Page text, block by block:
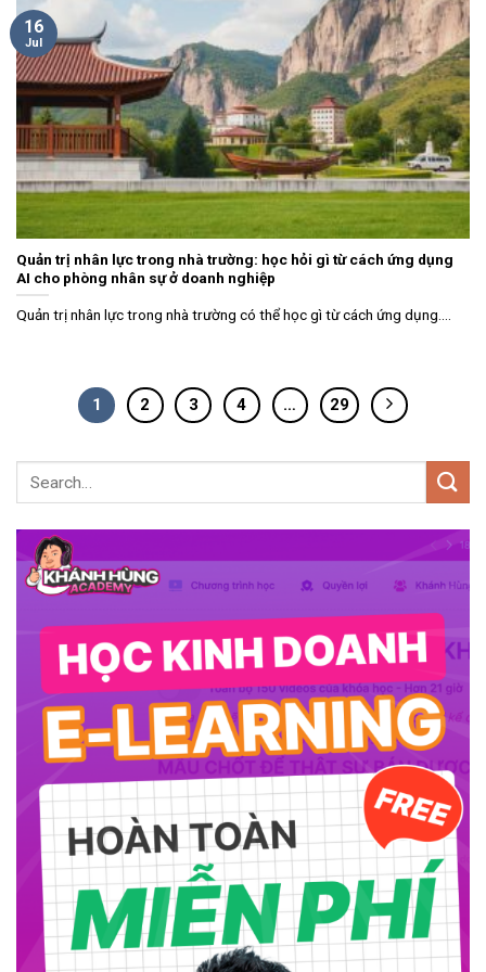
Quản trị nhân lực trong nhà trường: học hỏi gì từ cách ứng dụng
AI cho phòng nhân sự ở doanh nghiệp
Quản trị nhân lực trong nhà trường có thể học gì từ cách ứng dụng....
16
Jul
1 2 3 4 … 29